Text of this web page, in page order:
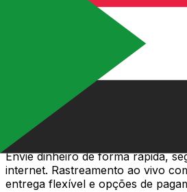
Transferência internacional
Envie dinheiro de forma rápida,
internet. Rastreamento ao vivo
entrega flexível e opções de